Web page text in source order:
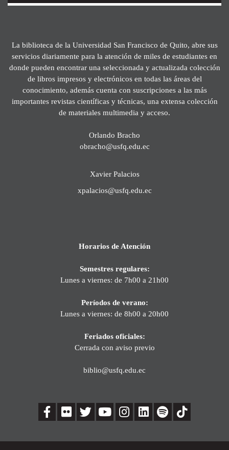
La biblioteca de la Universidad San Francisco de Quito, abre sus
servicios diariamente para la atención de miles de estudiantes en
donde pueden encontrar una seleccionada y actualizada colección
de libros impresos y electrónicos en todas las áreas del
conocimiento, además cuenta con suscripciones a las más
importantes revistas científicas y técnicas, una extensa colección
de materiales multimedia y acceso.
Orlando Bracho
obracho@usfq.edu.ec
Xavier Palacios
xpalacios@usfq.edu.ec
Horarios de Atención
Semestres regulares:
Lunes a viernes: de 7h00 a 21h00
Períodos de verano:
Lunes a viernes: de 8h00 a 20h00
Feriados oficiales:
Cerrada con aviso previo
biblio@usfq.edu.ec